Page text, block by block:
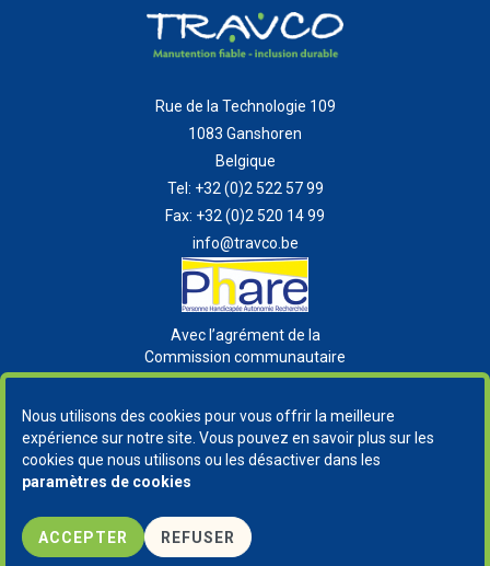
Rue de la Technologie 109
1083 Ganshoren
Belgique
Tel: +32 (0)2 522 57 99
Fax: +32 (0)2 520 14 99
info@travco.be
Avec l’agrément de la
Commission communautaire
française
Cookies-
Site Internet réalisé par
Nous utilisons des cookies pour vous offrir la meilleure
expérience sur notre site. Vous pouvez en savoir plus sur les
cookies que nous utilisons ou les désactiver dans les
paramètres de cookies
ACCEPTER REFUSER